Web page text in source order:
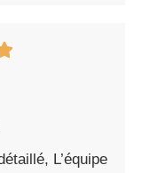
L’équipe